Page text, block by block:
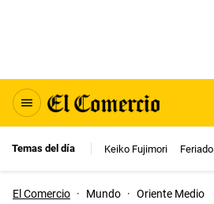
Temas del día Keiko Fujimori Feriado
El Comercio · Mundo · Oriente Medio